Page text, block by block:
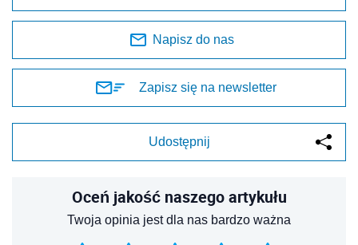
Napisz do nas
Zapisz się na newsletter
Udostępnij
Oceń jakość naszego artykułu
Twoja opinia jest dla nas bardzo ważna